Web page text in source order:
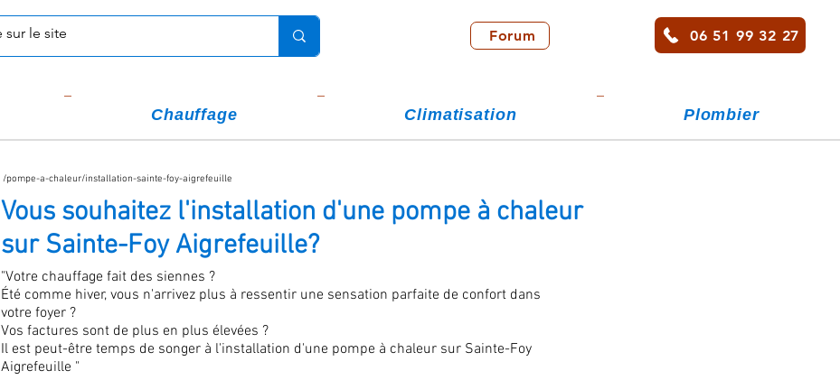
Forum 06 51 99 32 27
Chauffage Climatisation Plombier
/pompe-a-chaleur/installation-sainte-foy-aigrefeuille
Vous souhaitez l'installation d'une pompe à chaleur
sur Sainte-Foy Aigrefeuille?
"Votre chauffage fait des siennes ?
Été comme hiver, vous n'arrivez plus à ressentir une sensation parfaite de confort dans
votre foyer ?
Vos factures sont de plus en plus élevées ?
Il est peut-être temps de songer à l'installation d'une pompe à chaleur sur Sainte-Foy
Aigrefeuille "